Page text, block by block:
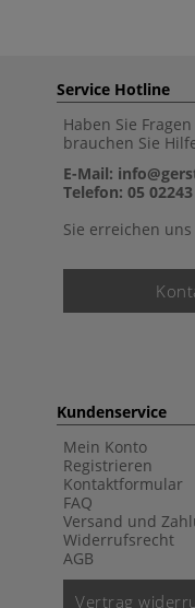
Service Hotline
Haben Sie
brauchen Sie
E-Mail:
Telefon: 05
Sie erreichen
Kundenservice
Mein Konto
Registrieren
Kontaktformular
FAQ
Versand und
Widerrufsrecht
AGB
Vertrag